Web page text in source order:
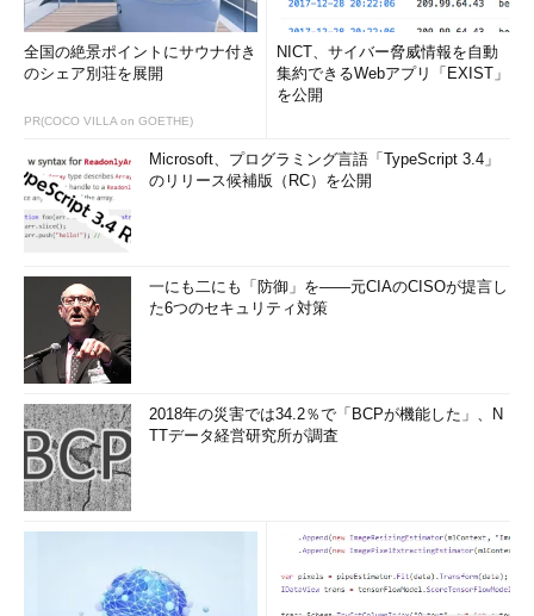
全国の絶景ポイントにサウナ付き
のシェア別荘を展開
PR(COCO VILLA on GOETHE)
NICT、サイバー脅威情報を自動
集約できるWebアプリ「EXIST」
を公開
Microsoft、プログラミング言語「TypeScript 3.4」
のリリース候補版（RC）を公開
一にも二にも「防御」を――元CIAのCISOが提言し
た6つのセキュリティ対策
2018年の災害では34.2％で「BCPが機能した」、N
TTデータ経営研究所が調査